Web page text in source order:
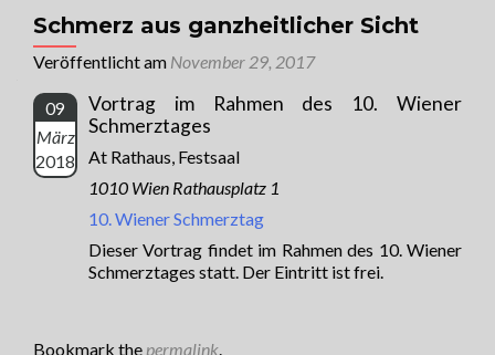
Schmerz aus ganzheitlicher Sicht
Veröffentlicht am November 29, 2017
09
März
2018
Vortrag im Rahmen des 10. Wiener
Schmerztages
At Rathaus, Festsaal
1010 Wien Rathausplatz 1
10. Wiener Schmerztag
Dieser Vortrag findet im Rahmen des 10. Wiener
Schmerztages statt. Der Eintritt ist frei.
Bookmark the permalink.